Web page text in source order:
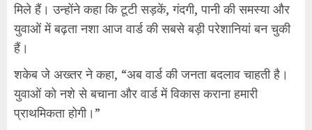
मिले हैं। उन्होंने कहा कि टूटी सड़कें, गंदगी, पानी की समस्या और
युवाओं में बढ़ता नशा आज वार्ड की सबसे बड़ी परेशानियां बन चुकी
हैं।
शकेब जे अख्तर ने कहा, “अब वार्ड की जनता बदलाव चाहती है।
युवाओं को नशे से बचाना और वार्ड में विकास कराना हमारी
प्राथमिकता होगी।”